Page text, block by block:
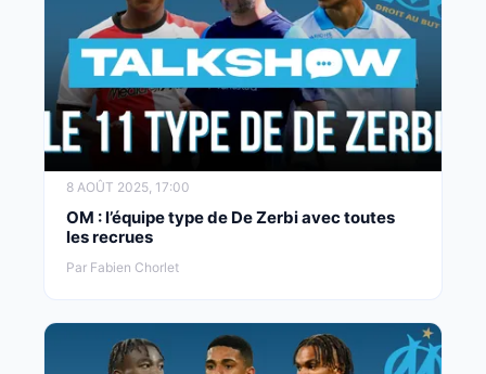
8 AOÛT 2025, 17:00
OM : l’équipe type de De Zerbi avec toutes
les recrues
Par Fabien Chorlet